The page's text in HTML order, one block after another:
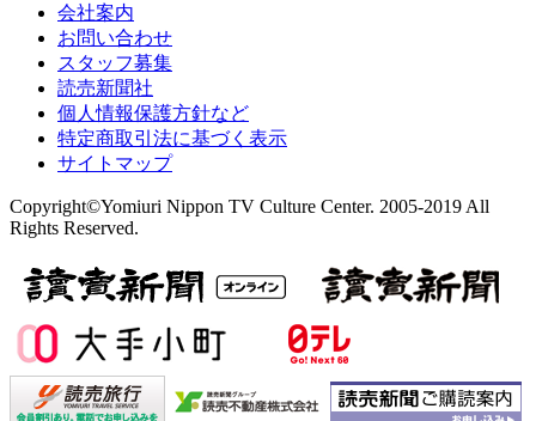
会社案内
お問い合わせ
スタッフ募集
読売新聞社
個人情報保護方針など
特定商取引法に基づく表示
サイトマップ
Copyright©Yomiuri Nippon TV Culture Center. 2005-2019 All
Rights Reserved.